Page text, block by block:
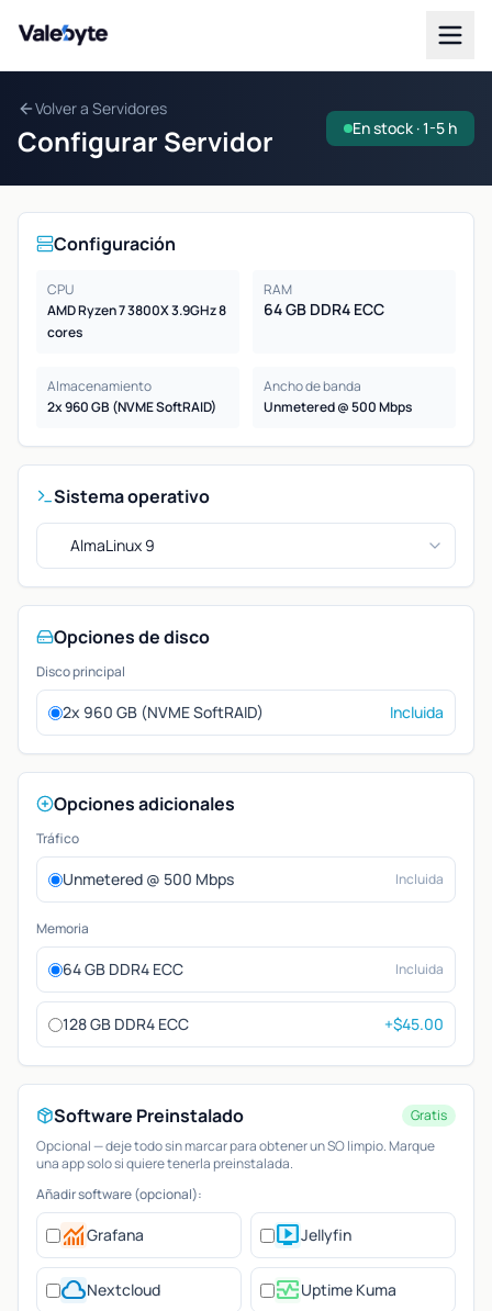
Valebyte
Volver a Servidores
Configurar Servidor En stock · 1-5 h
Configuración
CPU
AMD Ryzen 7 3800X 3.9GHz 8
cores
RAM
64 GB DDR4 ECC
Almacenamiento
2x 960 GB (NVME SoftRAID)
Ancho de banda
Unmetered @ 500 Mbps
Sistema operativo
AlmaLinux 9
Opciones de disco
Disco principal
2x 960 GB (NVME SoftRAID) Incluida
Opciones adicionales
Tráfico
Unmetered @ 500 Mbps Incluida
Memoria
64 GB DDR4 ECC Incluida
128 GB DDR4 ECC +$45.00
Software Preinstalado
Gratis
Opcional — deje todo sin marcar para obtener un SO limpio. Marque
una app solo si quiere tenerla preinstalada.
Añadir software (opcional):
monitoringGrafana live_tvJellyfin
cloudNextcloud monitor_heartUptime Kuma